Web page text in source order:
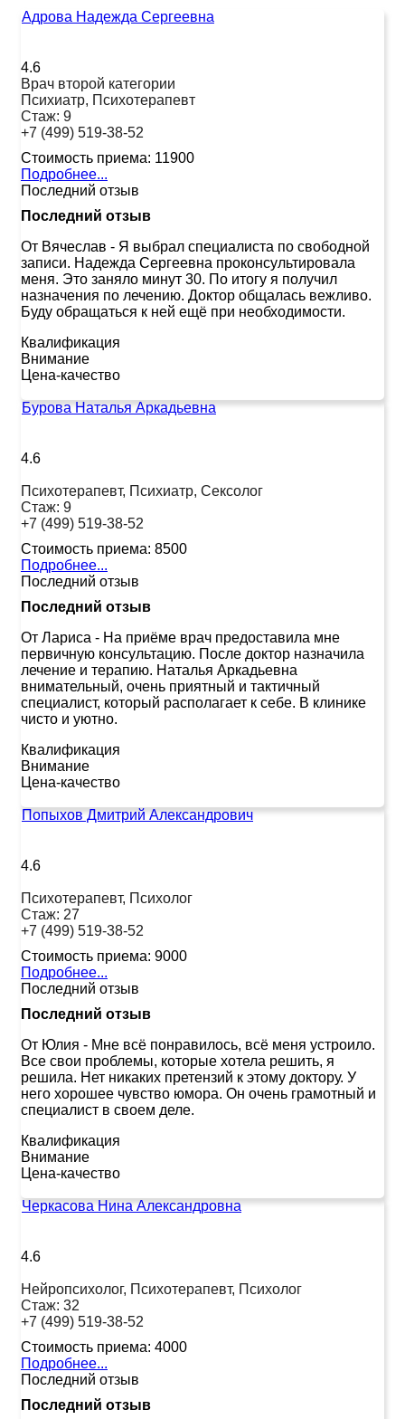
Адрова Надежда Сергеевна
4.6
Врач второй категории
Психиатр, Психотерапевт
Стаж: 9
+7 (499) 519-38-52
Стоимость приема: 11900
Подробнее...
Последний отзыв
Последний отзыв
От Вячеслав - Я выбрал специалиста по свободной
записи. Надежда Сергеевна проконсультировала
меня. Это заняло минут 30. По итогу я получил
назначения по лечению. Доктор общалась вежливо.
Буду обращаться к ней ещё при необходимости.
Квалификация
Внимание
Цена-качество
Бурова Наталья Аркадьевна
4.6
Психотерапевт, Психиатр, Сексолог
Стаж: 9
+7 (499) 519-38-52
Стоимость приема: 8500
Подробнее...
Последний отзыв
Последний отзыв
От Лариса - На приёме врач предоставила мне
первичную консультацию. После доктор назначила
лечение и терапию. Наталья Аркадьевна
внимательный, очень приятный и тактичный
специалист, который располагает к себе. В клинике
чисто и уютно.
Квалификация
Внимание
Цена-качество
Попыхов Дмитрий Александрович
4.6
Психотерапевт, Психолог
Стаж: 27
+7 (499) 519-38-52
Стоимость приема: 9000
Подробнее...
Последний отзыв
Последний отзыв
От Юлия - Мне всё понравилось, всё меня устроило.
Все свои проблемы, которые хотела решить, я
решила. Нет никаких претензий к этому доктору. У
него хорошее чувство юмора. Он очень грамотный и
специалист в своем деле.
Квалификация
Внимание
Цена-качество
Черкасова Нина Александровна
4.6
Нейропсихолог, Психотерапевт, Психолог
Стаж: 32
+7 (499) 519-38-52
Стоимость приема: 4000
Подробнее...
Последний отзыв
Последний отзыв